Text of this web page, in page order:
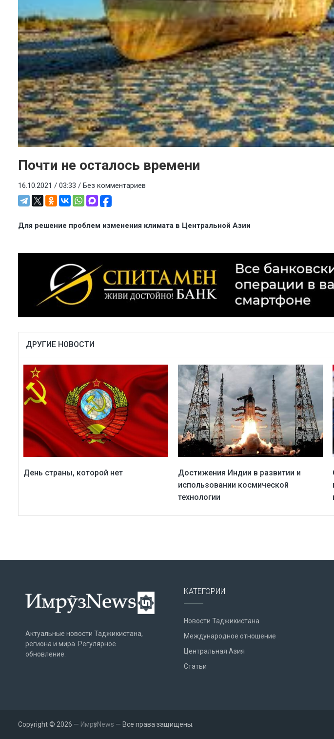
Почти не осталось времени
16.10.2021 / 03:33 / Без комментариев
Для решение проблем изменения климата в Центральной Азии
ДРУГИЕ НОВОСТИ
День страны, которой нет
Достижения Индии в развитии и
использовании космической
технологии
Актуальные новости Таджикистана,
региона и мира. Регулярное
обновление.
КАТЕГОРИИ
Новости Таджикистана
Международное отношение
Центральная Азия
Статьи
Copyright © 2026 — ИмрӯзNews — Все права защищены.